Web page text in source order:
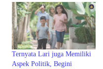
Ternyata Lari juga Memiliki
Aspek Politik, Begini